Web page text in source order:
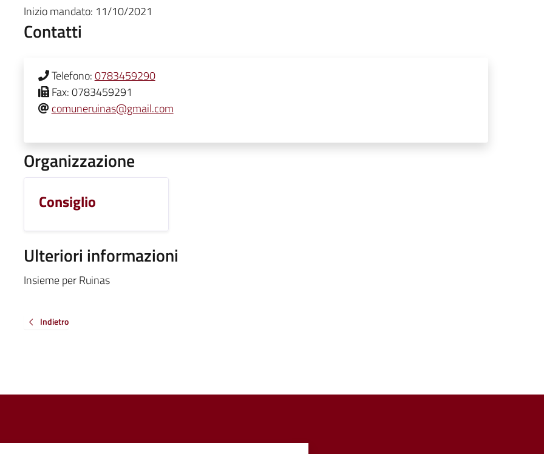
Inizio mandato: 11/10/2021
Contatti
Telefono:0783459290
Fax:0783459291
comuneruinas@gmail.com
Organizzazione
Consiglio
Ulteriori informazioni
Insieme per Ruinas
Indietro